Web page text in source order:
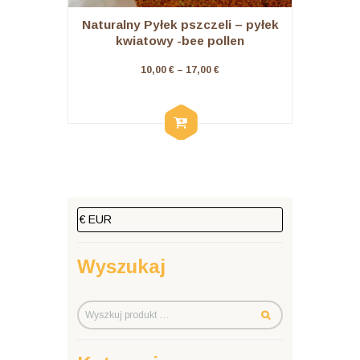
Naturalny Pyłek pszczeli – pyłek
kwiatowy -bee pollen
10,00 € – 17,00 €Zakres
WYBIE
RZ
OPCJ
Ten
produkt
wybrać
Wyszukaj